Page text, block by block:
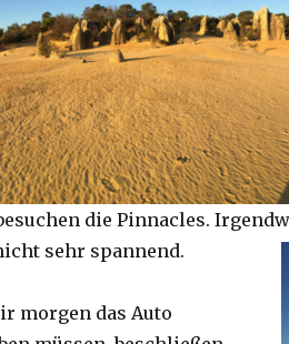
die Pinnacles.
sehr spannend.
morgen das Auto